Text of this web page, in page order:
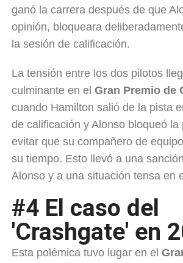
ganó la carrera después de que
opinión, bloqueara
la sesión de calificación.
La tensión entre los dos pilotos
culminante en el Gran Premio de
cuando Hamilton salió de la pista
de calificación y Alonso bloqueó la
evitar que su compañero de
su tiempo. Esto llevó a una
Alonso y a una situación tensa en
#4 El caso del
'Crashgate' en
Esta polémica tuvo lugar en el